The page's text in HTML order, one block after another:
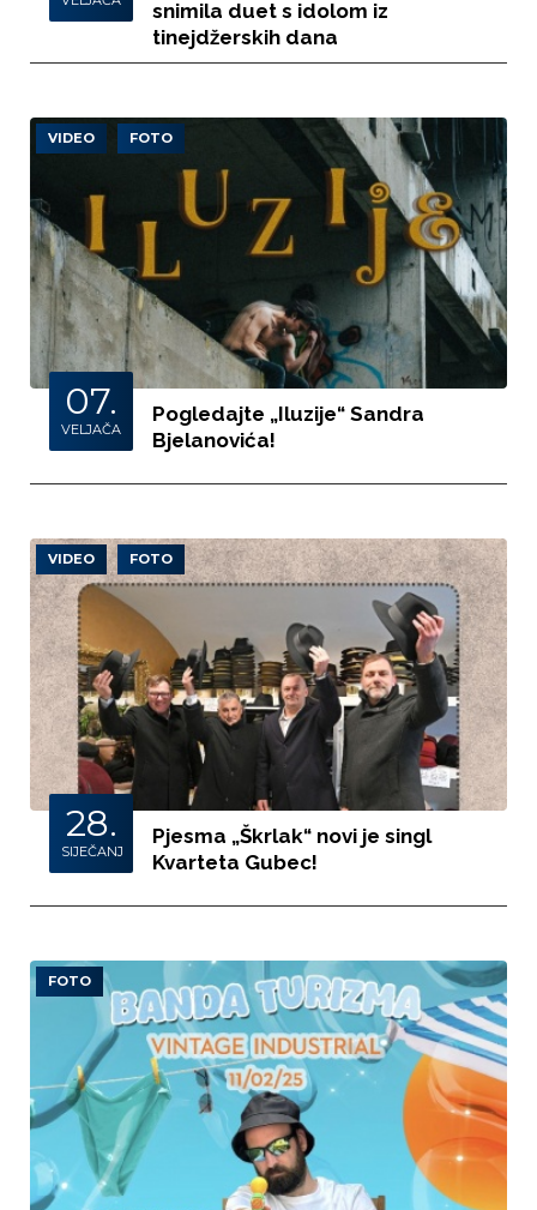
snimila duet s idolom iz
tinejdžerskih dana
VIDEO FOTO
07.
VELJAČA
Pogledajte „Iluzije“ Sandra
Bjelanovića!
VIDEO FOTO
28.
SIJEČANJ
Pjesma „Škrlak“ novi je singl
Kvarteta Gubec!
FOTO